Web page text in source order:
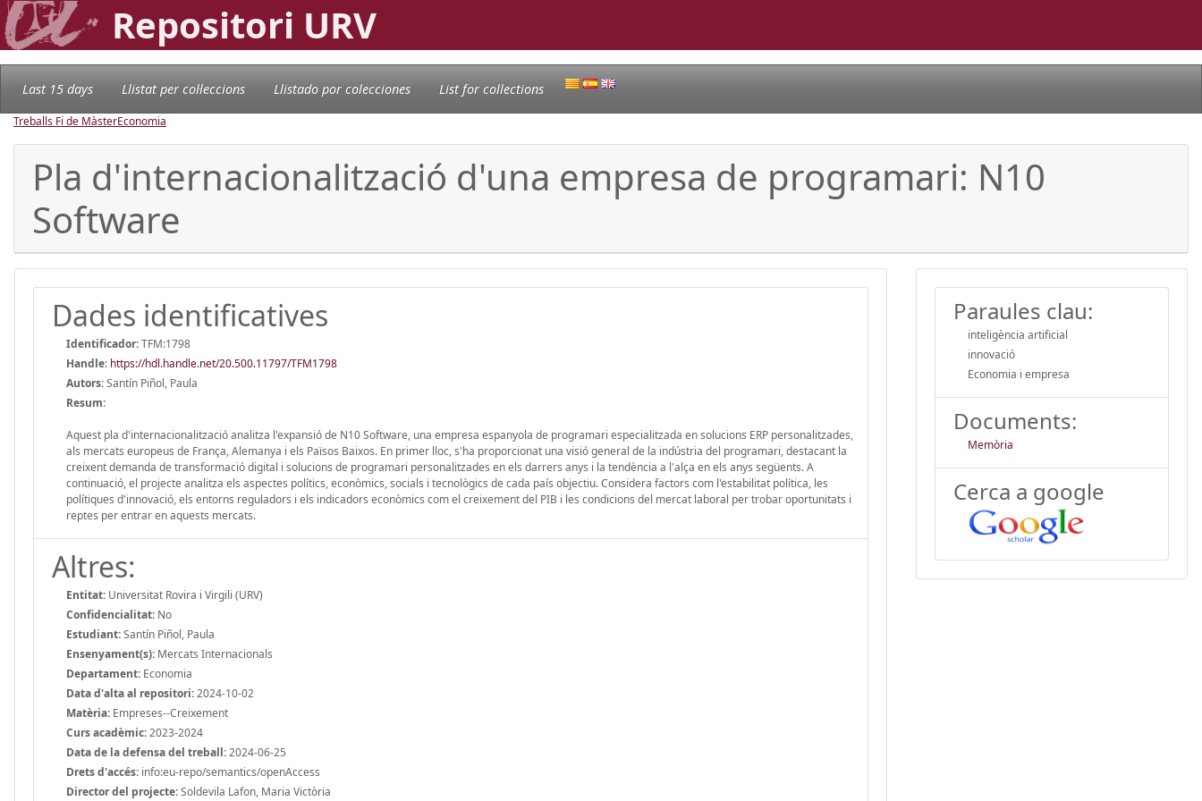
Repositori URV
Last 15 days Llistat per col·leccions Llistado por colecciones List for collections
Treballs Fi de MàsterEconomia
Pla d'internacionalització d'una empresa de programari: N10
Software
Dades identificatives
Identificador:TFM:1798
Handle: https://hdl.handle.net/20.500.11797/TFM1798
Autors:Santín Piñol, Paula
Resum:
Aquest pla d'internacionalització analitza l'expansió de N10 Software, una empresa espanyola de programari especialitzada en solucions ERP personalitzades,
als mercats europeus de França, Alemanya i els Països Baixos. En primer lloc, s'ha proporcionat una visió general de la indústria del programari, destacant la
creixent demanda de transformació digital i solucions de programari personalitzades en els darrers anys i la tendència a l'alça en els anys següents. A
continuació, el projecte analitza els aspectes polítics, econòmics, socials i tecnològics de cada país objectiu. Considera factors com l'estabilitat política, les
polítiques d'innovació, els entorns reguladors i els indicadors econòmics com el creixement del PIB i les condicions del mercat laboral per trobar oportunitats i
reptes per entrar en aquests mercats.
Altres:
Entitat: Universitat Rovira i Virgili (URV)
Confidencialitat: No
Estudiant:Santín Piñol, Paula
Ensenyament(s): Mercats Internacionals
Departament: Economia
Data d'alta al repositori:2024-10-02
Matèria: Empreses--Creixement
Curs acadèmic:2023-2024
Data de la defensa del treball:2024-06-25
Drets d'accés: info:eu-repo/semantics/openAccess
Director del projecte:Soldevila Lafon, Maria Victòria
Paraules clau:
inteligència artificial
innovació
Economia i empresa
Documents:
Memòria
Cerca a google